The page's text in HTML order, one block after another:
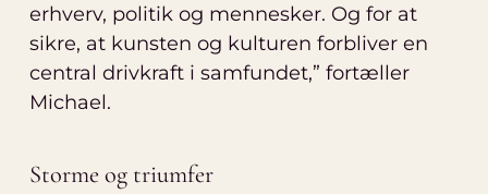
erhverv, politik og mennesker. Og for at
sikre, at kunsten og kulturen forbliver en
central drivkraft i samfundet,” fortæller
Michael.
Storme og triumfer